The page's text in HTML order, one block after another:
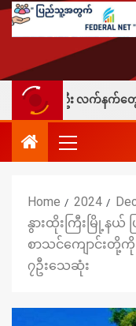
း လက်နက်တွေပါယူဆောင်
Home 2024
နွားထိုးကြီးမြို့နယ်
စာသင်ကျောင်းတို့
၇ဦးသေဆုံး